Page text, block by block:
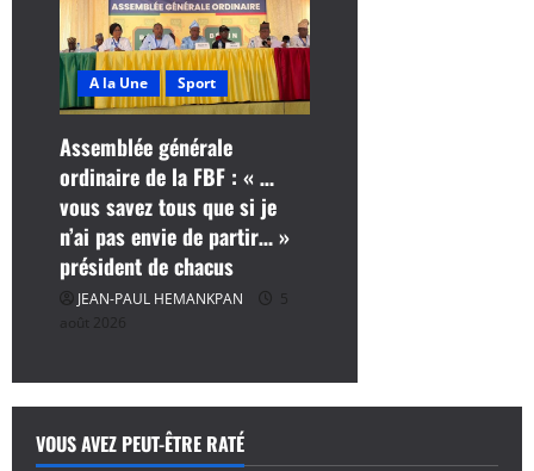
A la Une Sport
Assemblée générale
ordinaire de la FBF : « …
vous savez tous que si je
n’ai pas envie de partir… »
président de chacus
JEAN-PAUL HEMANKPAN
5
août 2026
VOUS AVEZ PEUT-ÊTRE RATÉ